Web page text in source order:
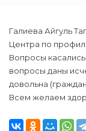
Галиева Айгуль
Центра по
Вопросы
вопросы даны
довольна
Всем желаем